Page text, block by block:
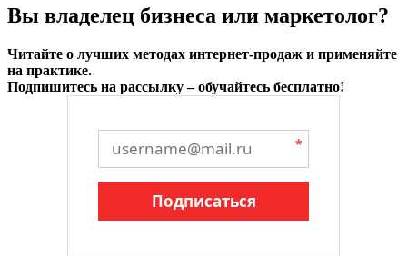
Вы владелец бизнеса или маркетолог?
Читайте о лучших методах интернет-продаж и применяйте
на практике.
Подпишитесь на рассылку – обучайтесь бесплатно!
*
Подписаться